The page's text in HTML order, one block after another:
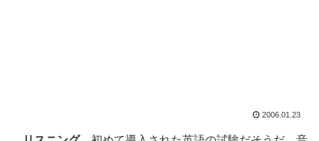
2006.01.23